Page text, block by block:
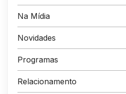
Na Mídia
Novidades
Programas
Relacionamento